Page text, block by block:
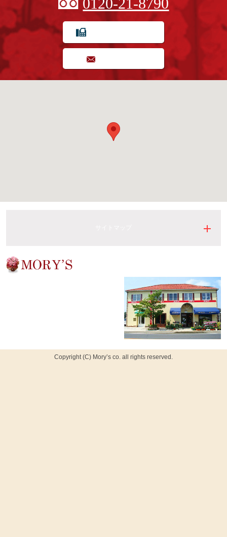
0120-21-8790
Copyright (C) Mory’s co. all rights reserved.